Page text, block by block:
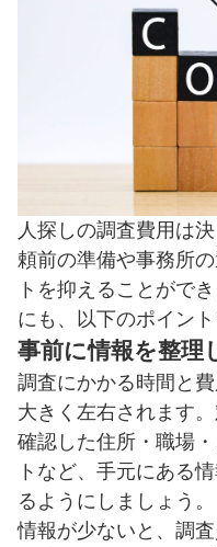
人探しの調査費用は
頼前の準備や事務所
トを抑えることがで
にも、以下のポイン
事前に情報を整理
調査にかかる時間と
大きく左右されます
確認した住所・職場
トなど、手元にある
るようにしましょう。
情報が少ないと、調